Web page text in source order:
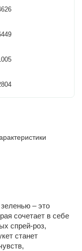
– это
сочетает в себе
спрей-роз,
станет